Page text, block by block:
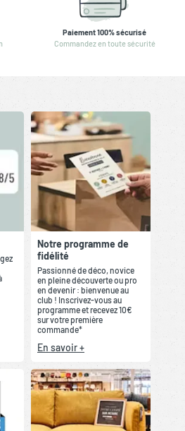
Paiement 100% sécurisé
Commandez en toute sécurité
Notre programme de
fidélité
Passionné de déco, novice
en pleine découverte ou pro
en devenir : bienvenue au
club ! Inscrivez-vous au
programme et recevez 10€
sur votre première
commande*
En savoir +